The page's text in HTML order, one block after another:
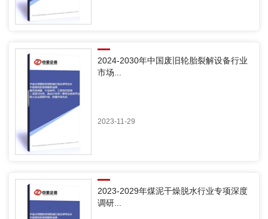
2024-2030年中国废旧轮胎裂解设备行业
市场...
2023-11-29
2023-2029年煤泥干燥脱水行业专项深度
调研...